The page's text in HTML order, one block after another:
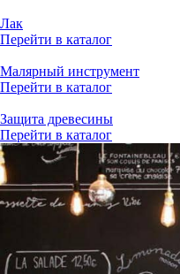
Лак
Перейти в каталог
Малярный инструмент
Перейти в каталог
Защита древесины
Перейти в каталог